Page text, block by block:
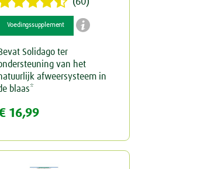
Voedingssupplement 
Solidago ter
van het
afweersysteem in
blaas*
16,99